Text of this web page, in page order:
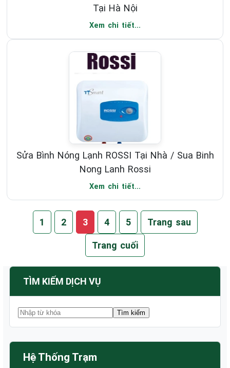
Tại Hà Nội
Xem chi tiết...
Sửa Bình Nóng Lạnh ROSSI Tại Nhà / Sua Binh
Nong Lanh Rossi
Xem chi tiết...
1 2 3 4 5 Trang sau
Trang cuối
TÌM KIẾM DỊCH VỤ
Hệ Thống Trạm